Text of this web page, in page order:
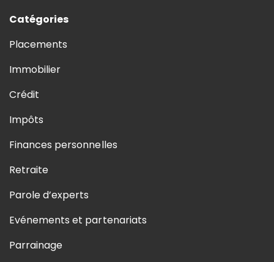
Catégories
Placements
Immobilier
Crédit
Impôts
Finances personnelles
Retraite
Parole d’experts
Evénements et partenariats
Parrainage